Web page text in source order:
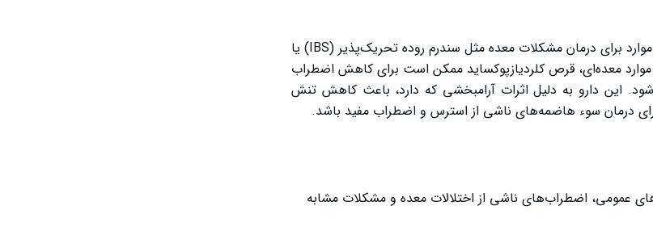
کلردیازپوکساید یک داروی موثر برای درمان اضطراب، اختلالات خواب، و در برخی موارد برای درمان مشکلات معده مثل سندرم روده تحریک‌پذیر (IBS) یا
معده‌ای، قرص کلردیازپوکساید ممکن است برای کاهش اضطراب
این دارو به دلیل اثرات آرامبخشی که دارد، باعث کاهش تنش
درمان سوء هاضمه‌های ناشی از استرس و اضطراب مفید باشد.
عمومی، اضطراب‌های ناشی از اختلالات معده و مشکلات مشابه